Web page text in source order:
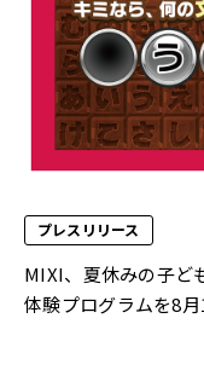
プレスリリース
MIXI、夏休みの子ど
体験プログラムを8